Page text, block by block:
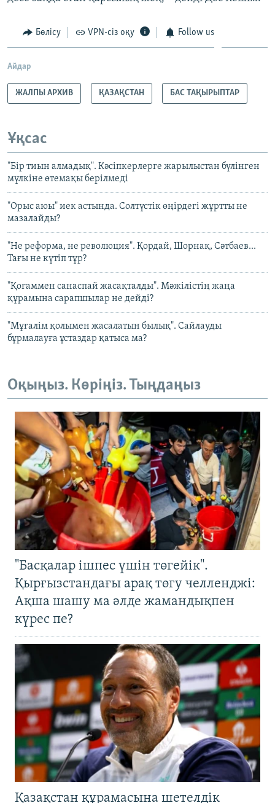
Бөлісу VPN-сіз оқу Follow us
Айдар
ЖАЛПЫ АРХИВ ҚАЗАҚСТАН БАС ТАҚЫРЫПТАР
Ұқсас
"Бір тиын алмадық". Кәсіпкерлерге жарылыстан бүлінген
мүлкіне өтемақы берілмеді
"Орыс аюы" иек астында. Солтүстік өңірдегі жұртты не
мазалайды?
"Не реформа, не революция". Қордай, Шорнақ, Сәтбаев...
Тағы не күтіп тұр?
"Қоғаммен санаспай жасақталды". Мәжілістің жаңа
құрамына сарапшылар не дейді?
"Мұғалім қолымен жасалатын былық". Сайлауды
бұрмалауға ұстаздар қатыса ма?
Оқыңыз. Көріңіз. Тыңдаңыз
"Басқалар ішпес үшін төгейік".
Қырғызстандағы арақ төгу челленджі:
Ақша шашу ма әлде жамандықпен
күрес пе?
Қазақстан құрамасына шетелдік